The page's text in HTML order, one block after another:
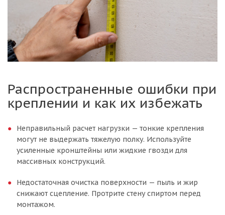
Распространенные ошибки при
креплении и как их избежать
Неправильный расчет нагрузки — тонкие крепления
могут не выдержать тяжелую полку. Используйте
усиленные кронштейны или жидкие гвозди для
массивных конструкций.
Недостаточная очистка поверхности — пыль и жир
снижают сцепление. Протрите стену спиртом перед
монтажом.